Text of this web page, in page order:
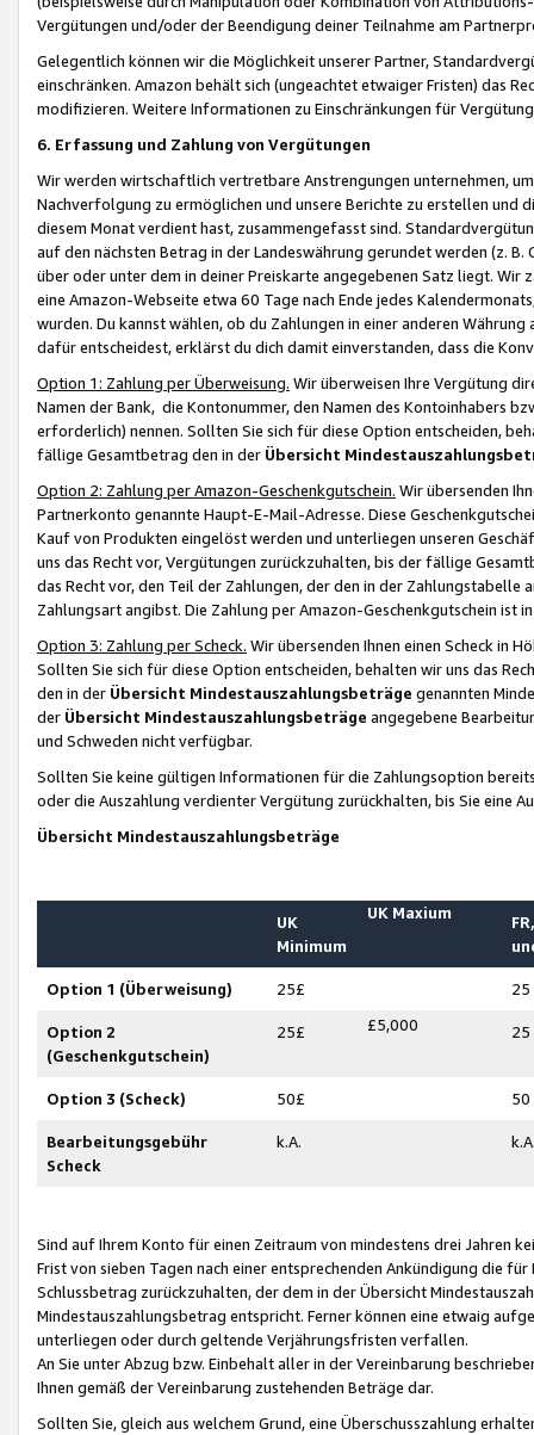
Vergütungen und/oder der Beendigung deiner Teilnahme am
Gelegentlich können wir die Möglichkeit unserer Partner,
einschränken. Amazon behält sich (ungeachtet etwaiger Fristen) das
modifizieren. Weitere Informationen zu Einschränkungen für
6. Erfassung und Zahlung von Vergütungen
Wir werden wirtschaftlich vertretbare Anstrengungen unternehmen,
Nachverfolgung zu ermöglichen und unsere Berichte zu erstellen und
diesem Monat verdient hast, zusammengefasst sind.
auf den nächsten Betrag in der Landeswährung gerundet werden (z.
über oder unter dem in deiner Preiskarte angegebenen Satz liegt.
eine Amazon-Webseite etwa 60 Tage nach Ende jedes
wurden. Du kannst wählen, ob du Zahlungen in einer anderen
dafür entscheidest, erklärst du dich damit einverstanden, dass die
Option 1: Zahlung per Überweisung. Wir überweisen Ihre Vergütung
Namen der Bank, die Kontonummer, den Namen des Kontoinhabers
erforderlich) nennen. Sollten Sie sich für diese Option entscheiden,
fällige Gesamtbetrag den in der Übersicht
Option 2: Zahlung per Amazon-Geschenkgutschein. Wir übersenden
Partnerkonto genannte Haupt-E-Mail-Adresse. Diese
Kauf von Produkten eingelöst werden und unterliegen unseren
uns das Recht vor, Vergütungen zurückzuhalten, bis der fällige
das Recht vor, den Teil der Zahlungen, der den in der
Zahlungsart angibst. Die Zahlung per Amazon-Geschenkgutschein ist
Option 3: Zahlung per Scheck. Wir übersenden Ihnen einen Scheck in
Sollten Sie sich für diese Option entscheiden, behalten wir uns das
den in der Übersicht Mindestauszahlungsbeträge genannten
der Übersicht Mindestauszahlungsbeträge angegebene
und Schweden nicht verfügbar.
Sollten Sie keine gültigen Informationen für die Zahlungsoption
oder die Auszahlung verdienter Vergütung zurückhalten, bis Sie
Übersicht Mindestauszahlungsbeträge
UK
Minimum
UK Maxium
Option 1 (Überweisung) 25£ 25
Option 2
(Geschenkgutschein)
25£ £5,000 25
Option 3 (Scheck) 50£ 50
Bearbeitungsgebühr
Scheck
k.A.
Sind auf Ihrem Konto für einen Zeitraum von mindestens drei Jahren
Frist von sieben Tagen nach einer entsprechenden Ankündigung die
Schlussbetrag zurückzuhalten, der dem in der Übersicht
Mindestauszahlungsbetrag entspricht. Ferner können eine etwaig
unterliegen oder durch geltende Verjährungsfristen verfallen.
An Sie unter Abzug bzw. Einbehalt aller in der Vereinbarung
Ihnen gemäß der Vereinbarung zustehenden Beträge dar.
Sollten Sie, gleich aus welchem Grund, eine Überschusszahlung